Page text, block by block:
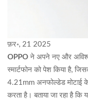
फ़र॰, 21 2025
OPPO ने अपने नए और
स्मार्टफोन को पेश किया है,
4.21mm अनफोल्डेड मोटाई
करता है। बताया जा रहा है